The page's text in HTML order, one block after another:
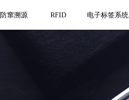
防窜溯源 RFID 电子标签系统